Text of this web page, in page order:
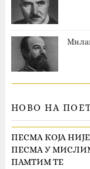
НОВО НА
ПЕСМА КОЈА
ПЕСМА У
ПАМТИМ ТЕ